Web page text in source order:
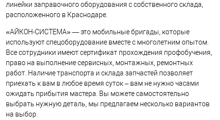
линейки заправочного оборудования с собственного склада,
расположенного в Краснодаре.
«АЙКОН-СИСТЕМА» — это мобильные бригады, которые
используют спецоборудование вместе с многолетним опытом.
Все сотрудники имеют сертификат прохождения профобучения,
право на выполнение сервисных, монтажных, ремонтных
работ. Наличие транспорта и склада запчастей позволяет
приехать к вам в любое время суток – вам не нужно часами
ожидать прибытия мастера. Вы можете самостоятельно
выбрать нужную деталь, мы предлагаем несколько вариантов
на выбор.